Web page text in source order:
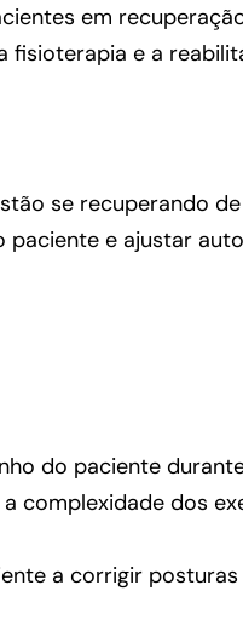
em
fisioterapia e a
se recuperando
e ajustar
do paciente
complexidade dos
a corrigir